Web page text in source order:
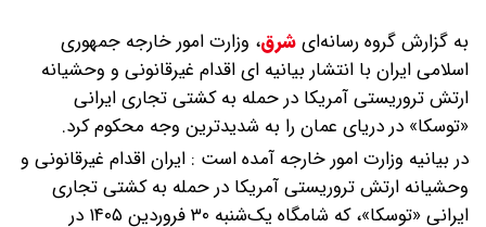
به گزارش گروه رسانه‌ایشرق، وزارت امور خارجه جمهوری
اسلامی ایران با انتشار بیانیه ای اقدام غیرقانونی و وحشیانه
ارتش تروریستی آمریکا در حمله به کشتی تجاری ایرانی
«توسکا» در دریای عمان را به شدیدترین وجه محکوم کرد.
در بیانیه وزارت امور خارجه آمده است : ایران اقدام غیرقانونی و
وحشیانه ارتش تروریستی آمریکا در حمله به کشتی تجاری
ایرانی «توسکا»، که شامگاه یک‌شنبه ۳۰ فروردین ۱۴۰۵ در